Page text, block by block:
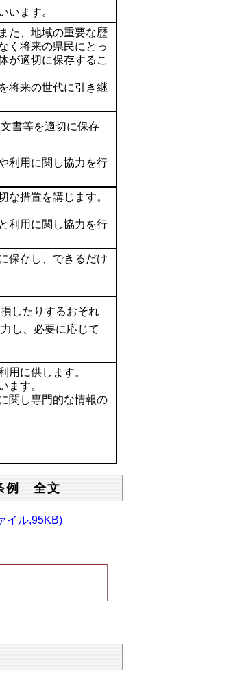
います。
た、地域の重要な歴
く将来の県民にとっ
が適切に保存するこ
将来の世代に引き継
書等を適切に保存
利用に関し協力を行
な措置を講じます。
利用に関し協力を行
保存し、できるだけ
したりするおそれ
し、必要に応じて
用に供します。
ます。
関し専門的な情報の
例 全文
イル,95KB)